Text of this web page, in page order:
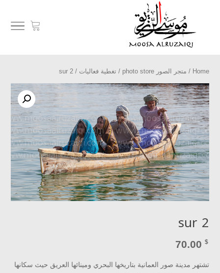
Home
/ متجر الصور photo store / تغطية فعاليات / sur 2
sur 2
70.00 $
تشتهر مدينة صور العمانية بتاريخها البحري ومينائها العريق حيث سكانها